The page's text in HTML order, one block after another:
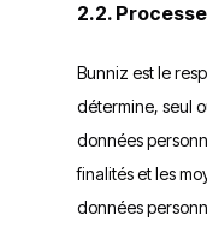
2.2.
Bunniz est le
détermine, seul
données
finalités et les
données